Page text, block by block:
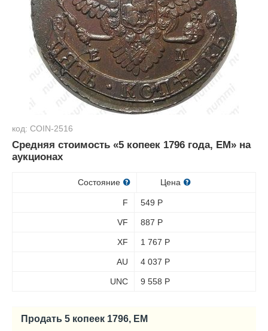
код: COIN-2516
Средняя стоимость «5 копеек 1796 года, ЕМ» на
аукционах
Состояние Цена
F 549 Р
VF 887 Р
XF 1 767 Р
AU 4 037 Р
UNC 9 558 Р
Продать 5 копеек 1796, ЕМ